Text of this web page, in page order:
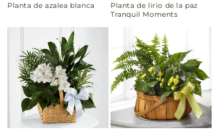
habitual
Planta de azalea blanca
habitual
Planta de lirio de la paz
Tranquil Moments